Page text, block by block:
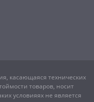
касающаяся технических
товаров, носит
условияях не является